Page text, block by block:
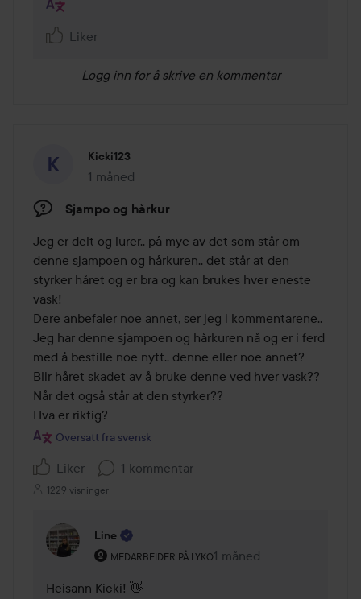
Liker
Logg inn for å skrive en kommentar
Kicki123
1 måned
Innlegget ble opprettet 1 måned
Sjampo og hårkur
Jeg er delt og lurer.. på mye av det som står om
denne sjampoen og hårkuren.. det står at den
styrker håret og er bra og kan brukes hver eneste
vask!
Dere anbefaler noe annet, ser jeg i kommentarene..
Jeg har denne sjampoen og hårkuren nå og er i ferd
med å bestille noe nytt.. denne eller noe annet?
Blir håret skadet av å bruke denne ved hver vask??
Når det også står at den styrker??
Hva er riktig?
Oversatt fra svensk
Liker 1 kommentar
1229 visninger
Line
MEDARBEIDER PÅ LYKO
Brukerens rolle: Medarbeider på Lyko.
1 måned
Kommentaren lades 1
Heisann Kicki! 👋